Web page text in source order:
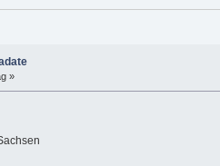
»